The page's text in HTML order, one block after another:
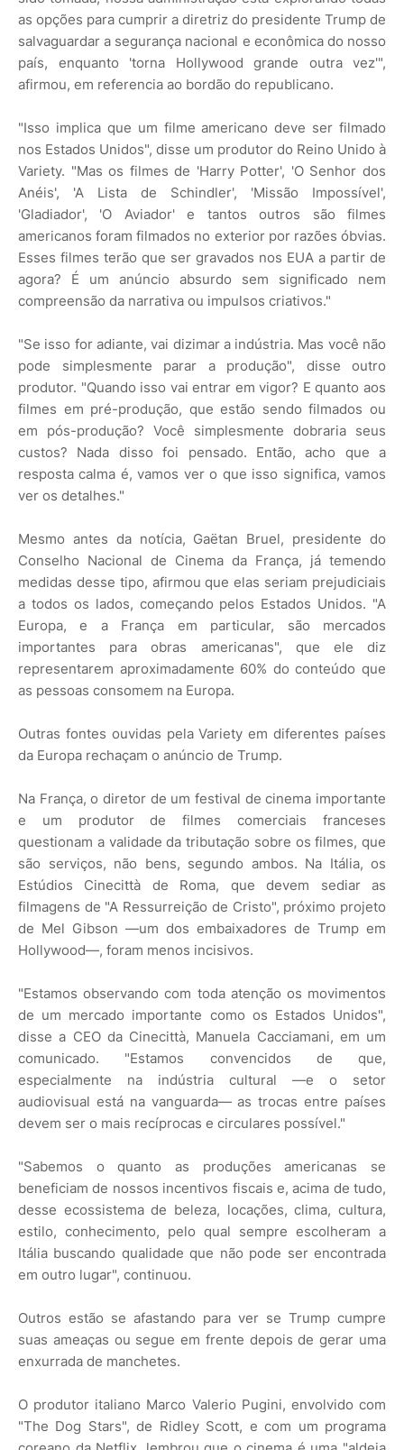
as opções para cumprir a diretriz do presidente Trump de
salvaguardar a segurança nacional e econômica do nosso
país, enquanto 'torna Hollywood grande outra vez'",
afirmou, em referencia ao bordão do republicano.
"Isso implica que um filme americano deve ser filmado
nos Estados Unidos", disse um produtor do Reino Unido à
Variety. "Mas os filmes de 'Harry Potter', 'O Senhor dos
Anéis', 'A Lista de Schindler', 'Missão Impossível',
'Gladiador', 'O Aviador' e tantos outros são filmes
americanos foram filmados no exterior por razões óbvias.
Esses filmes terão que ser gravados nos EUA a partir de
agora? É um anúncio absurdo sem significado nem
compreensão da narrativa ou impulsos criativos."
"Se isso for adiante, vai dizimar a indústria. Mas você não
pode simplesmente parar a produção", disse outro
produtor. "Quando isso vai entrar em vigor? E quanto aos
filmes em pré-produção, que estão sendo filmados ou
em pós-produção? Você simplesmente dobraria seus
custos? Nada disso foi pensado. Então, acho que a
resposta calma é, vamos ver o que isso significa, vamos
ver os detalhes."
Mesmo antes da notícia, Gaëtan Bruel, presidente do
Conselho Nacional de Cinema da França, já temendo
medidas desse tipo, afirmou que elas seriam prejudiciais
a todos os lados, começando pelos Estados Unidos. "A
Europa, e a França em particular, são mercados
importantes para obras americanas", que ele diz
representarem aproximadamente 60% do conteúdo que
as pessoas consomem na Europa.
Outras fontes ouvidas pela Variety em diferentes países
da Europa rechaçam o anúncio de Trump.
Na França, o diretor de um festival de cinema importante
e um produtor de filmes comerciais franceses
questionam a validade da tributação sobre os filmes, que
são serviços, não bens, segundo ambos. Na Itália, os
Estúdios Cinecittà de Roma, que devem sediar as
filmagens de "A Ressurreição de Cristo", próximo projeto
de Mel Gibson —um dos embaixadores de Trump em
Hollywood—, foram menos incisivos.
"Estamos observando com toda atenção os movimentos
de um mercado importante como os Estados Unidos",
disse a CEO da Cinecittà, Manuela Cacciamani, em um
comunicado. "Estamos convencidos de que,
especialmente na indústria cultural —e o setor
audiovisual está na vanguarda— as trocas entre países
devem ser o mais recíprocas e circulares possível."
"Sabemos o quanto as produções americanas se
beneficiam de nossos incentivos fiscais e, acima de tudo,
desse ecossistema de beleza, locações, clima, cultura,
estilo, conhecimento, pelo qual sempre escolheram a
Itália buscando qualidade que não pode ser encontrada
em outro lugar", continuou.
Outros estão se afastando para ver se Trump cumpre
suas ameaças ou segue em frente depois de gerar uma
enxurrada de manchetes.
O produtor italiano Marco Valerio Pugini, envolvido com
"The Dog Stars", de Ridley Scott, e com um programa